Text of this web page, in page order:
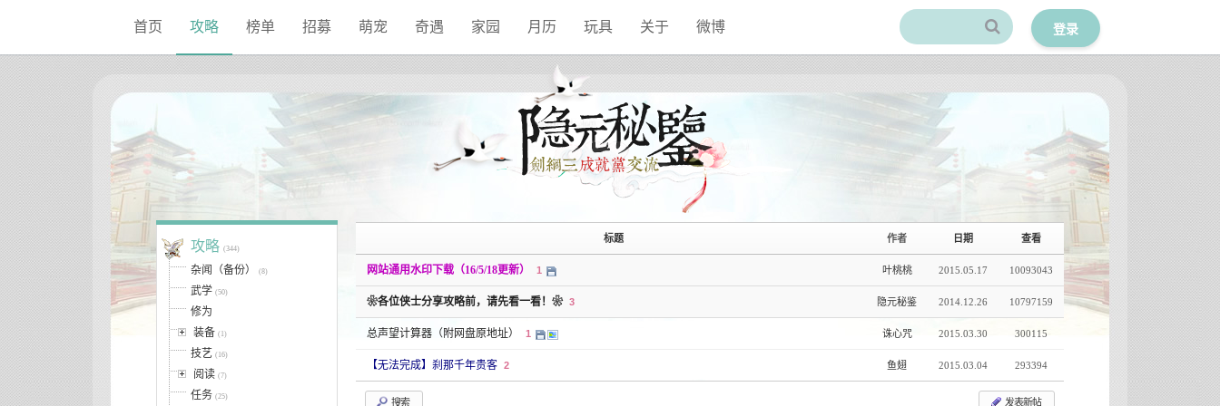
首页 攻略 榜单 招募 萌宠 奇遇 家园 月历 玩具 关于 微博 登录
标题 作者 日期 查看
网站通用水印下载（16/5/18更新） 1 叶桃桃 2015.05.17 10093043
❀各位侠士分享攻略前，请先看一看！❀ 3 隐元秘鉴 2014.12.26 10797159
总声望计算器（附网盘原地址） 1 诛心咒 2015.03.30 300115
【无法完成】刹那千年贵客 2 鱼翅 2015.03.04 293394
搜索 发表新帖
攻略 (344)
杂闻（备份） (8)
武学 (50)
修为
装备 (1)
技艺 (16)
阅读 (7)
任务 (25)
Sketchbook5, 스케치북5
Sketchbook5, 스케치북5